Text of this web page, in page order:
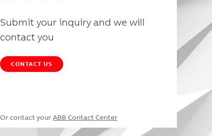
Submit your inquiry and we will
contact you
CONTACT US
Or contact your ABB Contact Center